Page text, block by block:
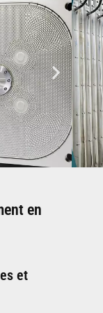
en
et